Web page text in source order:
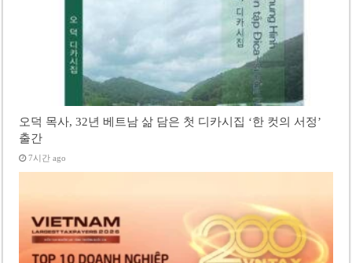
오덕 목사, 32년 베트남 삶 담은 첫 디카시집 ‘한 컷의 서정’
출간
7시간 ago